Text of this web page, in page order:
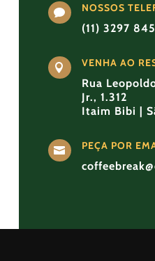
 NOSSOS
(11) 3297
 VENHA AO
Rua
Jr., 1.312
Itaim Bibi |
 PEÇA POR